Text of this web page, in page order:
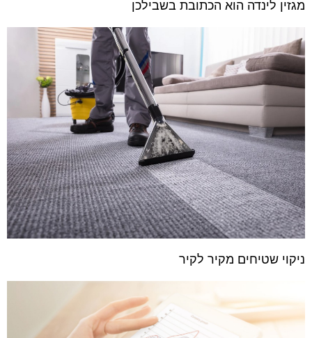
מגזין לינדה הוא הכתובת בשבילכן
ניקוי שטיחים מקיר לקיר